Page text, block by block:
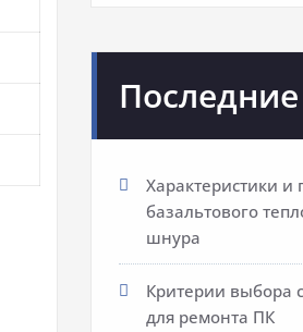
Характеристики
базальтового
шнура
Критерии выбора
для ремонта ПК